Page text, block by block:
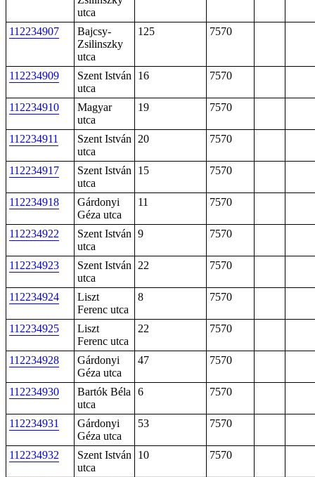
utca
112234907
Bajcsy-
Zsilinszky
utca
125 7570
112234909
Szent István
utca
16 7570
112234910
Magyar
utca
19 7570
112234911
Szent István
utca
20 7570
112234917
Szent István
utca
15 7570
112234918
Gárdonyi
Géza utca
11 7570
112234922
Szent István
utca
9 7570
112234923
Szent István
utca
22 7570
112234924
Liszt
Ferenc utca
8 7570
112234925
Liszt
Ferenc utca
22 7570
112234928
Gárdonyi
Géza utca
47 7570
112234930
Bartók Béla
utca
6 7570
112234931
Gárdonyi
Géza utca
53 7570
112234932
Szent István
utca
10 7570